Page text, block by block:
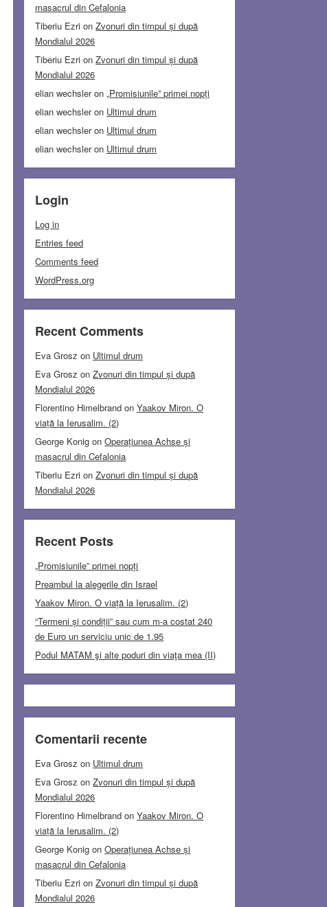
masacrul din Cefalonia
Tiberiu Ezri onZvonuri din timpul și după
Mondialul 2026
Tiberiu Ezri onZvonuri din timpul și după
Mondialul 2026
elian wechsleron„Promisiunile” primei nopți
elian wechsleron Ultimul drum
elian wechsleron Ultimul drum
elian wechsleron Ultimul drum
Login
Log in
Entries feed
Comments feed
WordPress.org
Recent Comments
Eva Grosz on Ultimul drum
Eva Grosz onZvonuri din timpul și după
Mondialul 2026
Florentino Himelbrand onYaakov Miron. O
viață la Ierusalim. (2)
George Konig onOperațiunea Achse și
masacrul din Cefalonia
Tiberiu Ezri onZvonuri din timpul și după
Mondialul 2026
Recent Posts
„Promisiunile” primei nopți
Preambul la alegerile din Israel
Yaakov Miron. O viață la Ierusalim. (2)
“Termeni și condiții” sau cum m-a costat 240
de Euro un serviciu unic de 1.95
Podul MATAM şi alte poduri din viaţa mea (II)
Comentarii recente
Eva Grosz on Ultimul drum
Eva Grosz onZvonuri din timpul și după
Mondialul 2026
Florentino Himelbrand onYaakov Miron. O
viață la Ierusalim. (2)
George Konig onOperațiunea Achse și
masacrul din Cefalonia
Tiberiu Ezri onZvonuri din timpul și după
Mondialul 2026